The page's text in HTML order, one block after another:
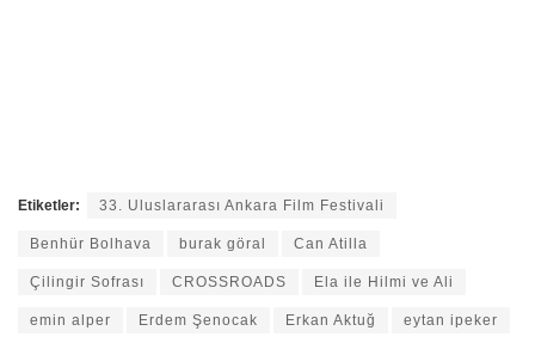
Etiketler: 33. Uluslararası Ankara Film Festivali
Benhür Bolhava burak göral Can Atilla
Çilingir Sofrası CROSSROADS Ela ile Hilmi ve Ali
emin alper Erdem Şenocak Erkan Aktuğ eytan ipeker